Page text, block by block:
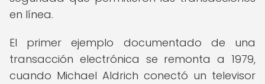
en línea.
El primer ejemplo documentado de una
transacción electrónica se remonta a 1979,
cuando Michael Aldrich conectó un televisor